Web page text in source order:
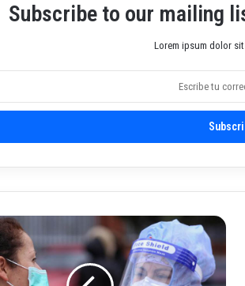
Subscribe to our mailing
Lorem ipsum dolor